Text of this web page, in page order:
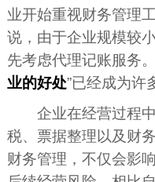
业开始重视财务管理
说，由于企业规模较
先考虑代理记账服务
业的好处”已经成为许
企业在经营过程
税、票据整理以及财
财务管理，不仅会影